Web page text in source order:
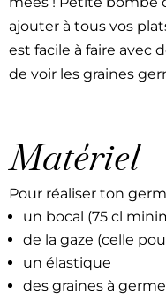
ajouter à tous vos
est facile à faire avec
de voir les graines
Matériel
Pour réalis­er ton
un bocal (75 cl
de la gaze (celle
un élas­tique
des graines à